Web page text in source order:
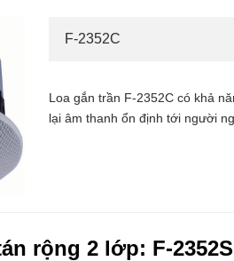
F-2352C
Loa gắn trần F-2352C có khả
lại âm thanh ổn định tới người
rộng 2 lớp: F-